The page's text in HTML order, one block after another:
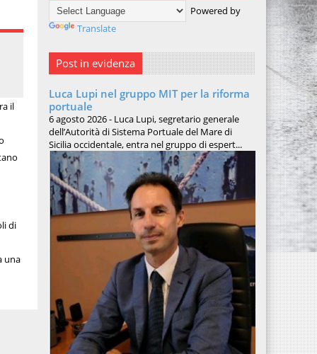
il
di
una
Powered by
Translate
Post in evidenza
Luca Lupi nel gruppo MIT per la riforma
portuale
6 agosto 2026 - Luca Lupi, segretario generale
dell’Autorità di Sistema Portuale del Mare di
Sicilia occidentale, entra nel gruppo di espert...